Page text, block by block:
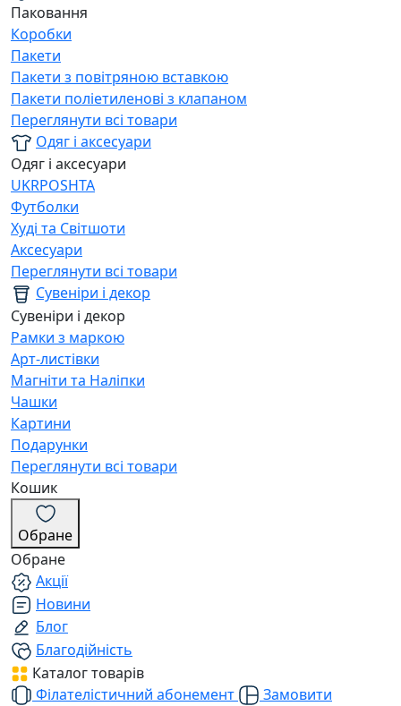
Паковання
Коробки
Пакети
Пакети з повітряною вставкою
Пакети поліетиленові з клапаном
Переглянути всі товари
Одяг і аксесуари
Одяг і аксесуари
UKRPOSHTA
Футболки
Худі та Світшоти
Аксесуари
Переглянути всі товари
Сувеніри і декор
Сувеніри і декор
Рамки з маркою
Арт-листівки
Магніти та Наліпки
Чашки
Картини
Подарунки
Переглянути всі товари
Кошик
Обране
Обране
Акції
Новини
Блог
Благодійність
Каталог товарів
Філателістичний абонемент
Замовити